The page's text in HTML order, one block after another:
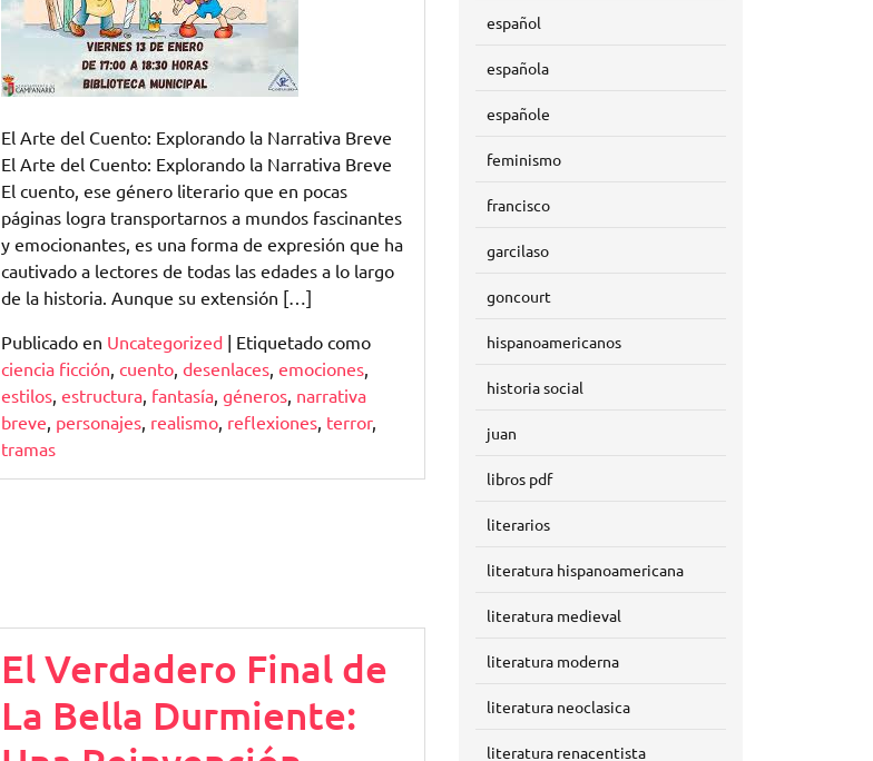
Cuento:
Una
Aventura
Literaria
El Arte del Cuento: Explorando la Narrativa Breve
El Arte del Cuento: Explorando la Narrativa Breve
El cuento, ese género literario que en pocas
páginas logra transportarnos a mundos fascinantes
y emocionantes, es una forma de expresión que ha
cautivado a lectores de todas las edades a lo largo
de la historia. Aunque su extensión […]
Publicado en Uncategorized| Etiquetado como
ciencia ficción cuento, desenlaces, emociones,
estilos, estructura, fantasía, géneros, narrativa
breve personajes, realismo, reflexiones, terror,
tramas
El Verdadero Final de
La Bella Durmiente:
español
española
españole
feminismo
francisco
garcilaso
goncourt
hispanoamericanos
historia social
juan
libros pdf
literarios
literatura hispanoamericana
literatura medieval
literatura moderna
literatura neoclasica
literatura renacentista